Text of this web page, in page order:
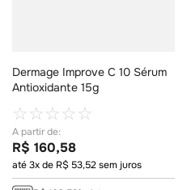
Dermage Improve C 10 Sérum
Antioxidante 15g
☆☆☆☆☆
R$ 160,58
até3x de R$ 53,52sem juros